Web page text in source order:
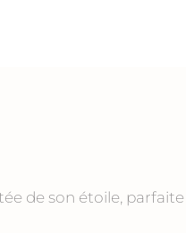
de son étoile, parfaite